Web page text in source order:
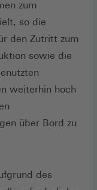
zum
so die
den Zutritt zum
sowie die
weiterhin hoch
über Bord zu
des